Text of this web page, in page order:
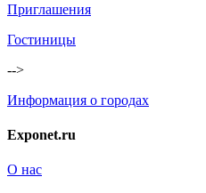
Приглашения
Гостиницы
-->
Информация о городах
Exponet.ru
О нас